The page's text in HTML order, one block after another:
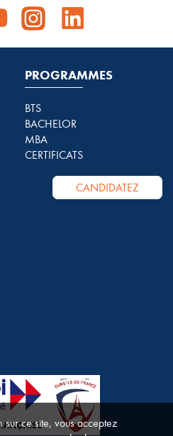
PROGRAMMES
BTS
BACHELOR
MBA
CERTIFICATS
CANDIDATEZ
sur ce site, vous acceptez